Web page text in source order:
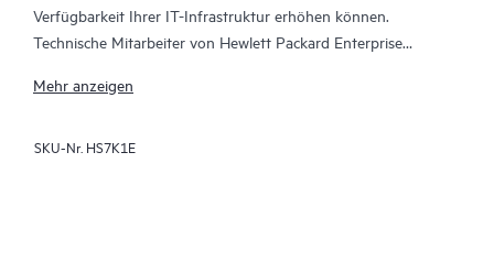
Verfügbarkeit Ihrer IT-Infrastruktur erhöhen können.
Technische Mitarbeiter von Hewlett Packard Enterprise
Behebung von Hardware- und Softwareproblemen zu
Mehr anzeigen
SKU-Nr. HS7K1E